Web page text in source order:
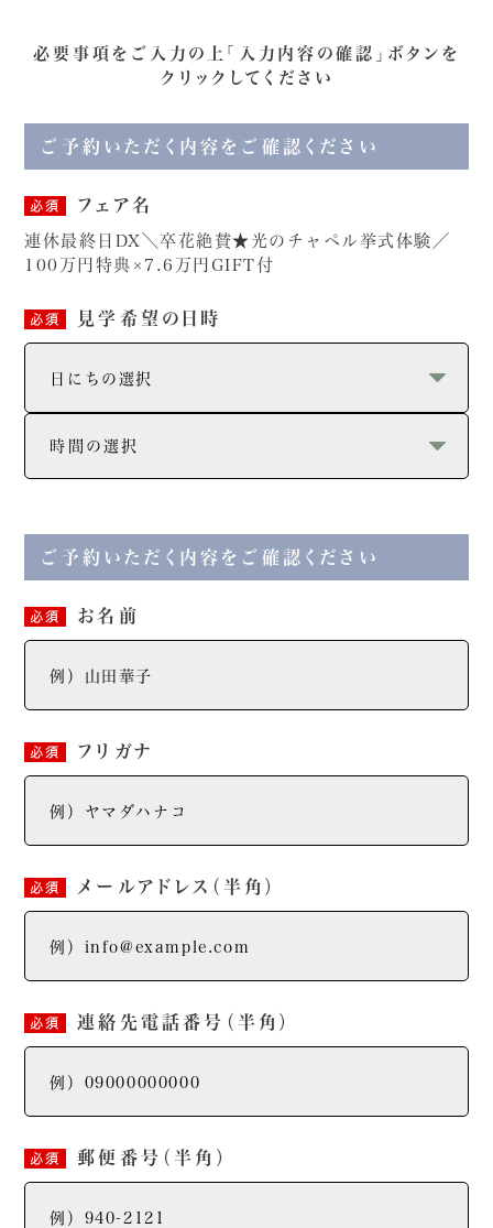
必要事項をご入力の上「入力内容の確認」ボタンを
クリックしてください
ご予約いただく内容をご確認ください
必須 フェア名
連休最終日DX＼卒花絶賛★光のチャペル挙式体験／
100万円特典×7.6万円GIFT付
必須 見学希望の日時
ご予約いただく内容をご確認ください
必須 お名前
必須 フリガナ
必須 メールアドレス （半角）
必須 連絡先電話番号 （半角）
必須 郵便番号 （半角）